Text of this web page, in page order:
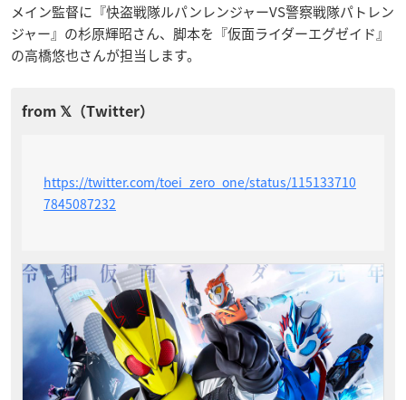
メイン監督に『快盗戦隊ルパンレンジャーVS警察戦隊パトレン
ジャー』の杉原輝昭さん、脚本を『仮面ライダーエグゼイド』
の高橋悠也さんが担当します。
https://twitter.com/toei_zero_one/status/115133710
7845087232